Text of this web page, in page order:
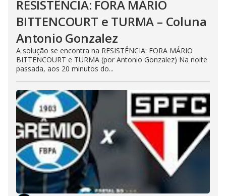
RESISTÊNCIA: FORA MÁRIO
BITTENCOURT e TURMA – Coluna
Antonio Gonzalez
A solução se encontra na RESISTÊNCIA: FORA MÁRIO
BITTENCOURT e TURMA (por Antonio Gonzalez) Na noite
passada, aos 20 minutos do...